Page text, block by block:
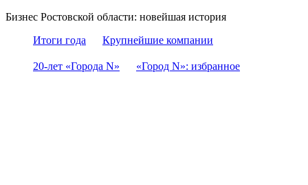
Бизнес Ростовской области: новейшая история
Итоги года
Крупнейшие компании
20-лет «Города N» «Город N»: избранное